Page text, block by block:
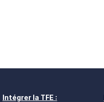
Intégrer la TFE :